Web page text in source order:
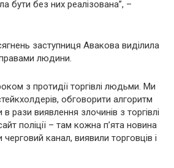
бути без них реалізована”, –
заступниця Авакова виділила
правами людини.
з протидії торгівлі людьми. Ми
обговорити алгоритм
в рази виявлення злочинів з торгівлі
поліції – там кожна п’ята новина
канал, виявили торговців і